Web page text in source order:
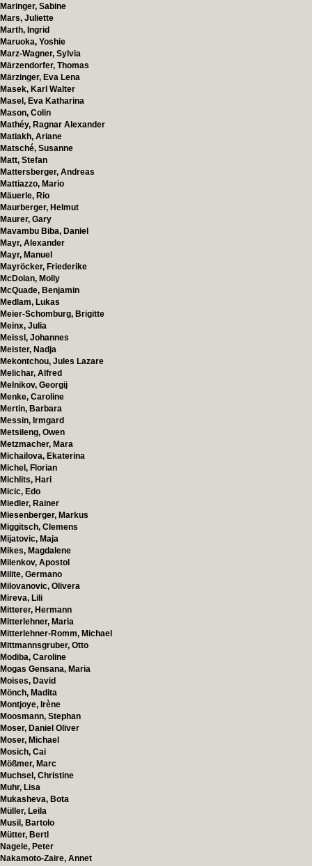
Maringer, Sabine
Mars, Juliette
Marth, Ingrid
Maruoka, Yoshie
Marz-Wagner, Sylvia
Märzendorfer, Thomas
Märzinger, Eva Lena
Masek, Karl Walter
Masel, Eva Katharina
Mason, Colin
Mathéy, Ragnar Alexander
Matiakh, Ariane
Matsché, Susanne
Matt, Stefan
Mattersberger, Andreas
Mattiazzo, Mario
Mäuerle, Rio
Maurberger, Helmut
Maurer, Gary
Mavambu Biba, Daniel
Mayr, Alexander
Mayr, Manuel
Mayröcker, Friederike
McDolan, Molly
McQuade, Benjamin
Medlam, Lukas
Meier-Schomburg, Brigitte
Meinx, Julia
Meissl, Johannes
Meister, Nadja
Mekontchou, Jules Lazare
Melichar, Alfred
Melnikov, Georgij
Menke, Caroline
Mertin, Barbara
Messin, Irmgard
Metsileng, Owen
Metzmacher, Mara
Michailova, Ekaterina
Michel, Florian
Michlits, Hari
Micic, Edo
Miedler, Rainer
Miesenberger, Markus
Miggitsch, Clemens
Mijatovic, Maja
Mikes, Magdalene
Milenkov, Apostol
Milite, Germano
Milovanovic, Olivera
Mireva, Lili
Mitterer, Hermann
Mitterlehner, Maria
Mitterlehner-Romm, Michael
Mittmannsgruber, Otto
Modiba, Caroline
Mogas Gensana, Maria
Moises, David
Mönch, Madita
Montjoye, Irène
Moosmann, Stephan
Moser, Daniel Oliver
Moser, Michael
Mosich, Cai
Mößmer, Marc
Muchsel, Christine
Muhr, Lisa
Mukasheva, Bota
Müller, Leila
Musil, Bartolo
Mütter, Bertl
Nagele, Peter
Nakamoto-Zaire, Annet